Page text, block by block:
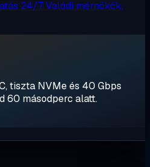
24/7Valódi mérnökök,
tiszta NVMe és 40 Gbps
60 másodperc alatt.